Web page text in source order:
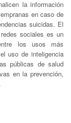
la información
en caso de
suicidas. El
sociales es un
los usos más
uso de inteligencia
públicas de salud
en la prevención,